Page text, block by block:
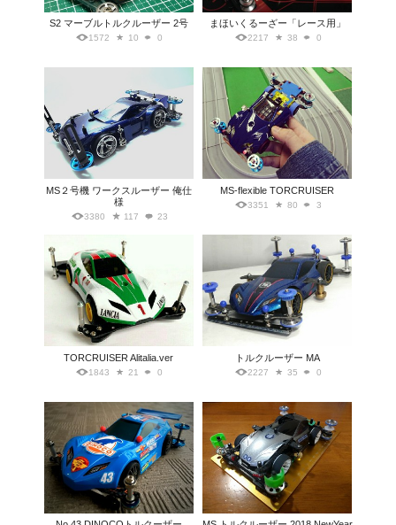
S2 マーブルトルクルーザー 2号
1572 10 0
まほいくるーざー「レース用」
2217 38 0
MS２号機 ワークスルーザー 俺仕
様
3380 117 23
MS-flexible TORCRUISER
3351 80 3
TORCRUISER Alitalia.ver
1843 21 0
トルクルーザー MA
2227 35 0